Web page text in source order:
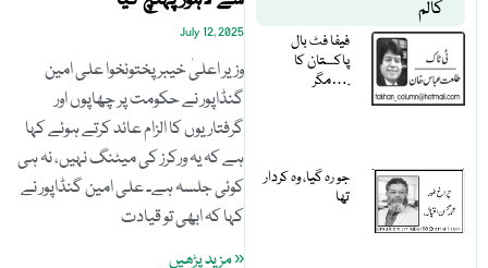
کالم
فیفا فٹ بال
پاکستان کا
مگر….
جو رہ گیا، وہ کردار
تھا
July 12, 2025
وزیر اعلیٰ خیبر پختونخوا علی امین
گنڈاپور نے حکومت پر چھاپوں اور
گرفتاریوں کا الزام عائد کرتے ہوئے کہا
ہے کہ یہ ورکرز کی میٹنگ نہیں، نہ ہی
کوئی جلسہ ہے۔ علی امین گنڈاپور نے
کہا کہ ابھی تو قیادت
« مزید پڑھیں